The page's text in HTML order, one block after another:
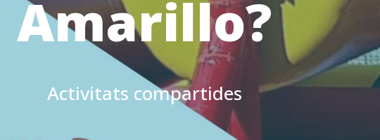
Amarillo?
Activitats compartides